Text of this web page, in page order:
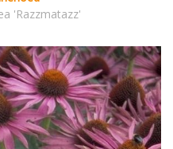
'Razzmatazz'